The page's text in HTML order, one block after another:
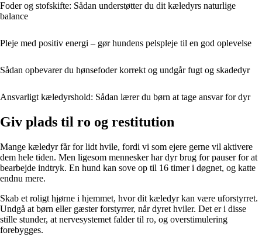
Foder og stofskifte: Sådan understøtter du dit kæledyrs naturlige
balance
Pleje med positiv energi – gør hundens pelspleje til en god oplevelse
Sådan opbevarer du hønsefoder korrekt og undgår fugt og skadedyr
Ansvarligt kæledyrshold: Sådan lærer du børn at tage ansvar for dyr
Giv plads til ro og restitution
Mange kæledyr får for lidt hvile, fordi vi som ejere gerne vil aktivere
dem hele tiden. Men ligesom mennesker har dyr brug for pauser for at
bearbejde indtryk. En hund kan sove op til 16 timer i døgnet, og katte
endnu mere.
Skab et roligt hjørne i hjemmet, hvor dit kæledyr kan være uforstyrret.
Undgå at børn eller gæster forstyrrer, når dyret hviler. Det er i disse
stille stunder, at nervesystemet falder til ro, og overstimulering
forebygges.